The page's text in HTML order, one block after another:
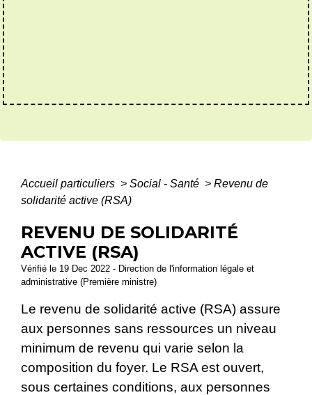
Accueil particuliers > Social - Santé > Revenu de
solidarité active (RSA)
REVENU DE SOLIDARITÉ
ACTIVE (RSA)
Vérifié le 19 Dec 2022 - Direction de l'information légale et
administrative (Première ministre)
Le revenu de solidarité active (RSA) assure
aux personnes sans ressources un niveau
minimum de revenu qui varie selon la
composition du foyer. Le RSA est ouvert,
sous certaines conditions, aux personnes